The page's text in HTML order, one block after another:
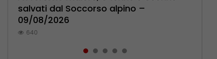
salvati dal Soccorso alpino –
09/08/2026
640
Carpinone – 09/08/2026
595
Marco Di Marcello a Katmandu –
09/08/2026
582
pressa la sindaca Forte – 09/08/2026
1.4K
Università e del Tempo libero –
09/08/2026
654